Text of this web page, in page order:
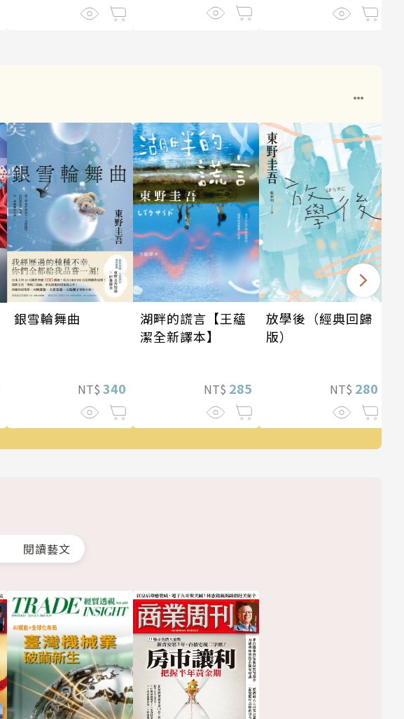
銀雪輪舞曲
NT$ 340
湖畔的謊言【王蘊
潔全新譯本】
NT$ 285
放學後（經典回歸
版）
NT$ 280
閱讀藝文